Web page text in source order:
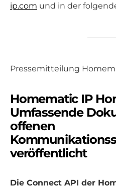
ip.com und in der
Pressemitteilung
Homematic IP
Umfassende
offenen
veröffentlicht
Die Connect API der